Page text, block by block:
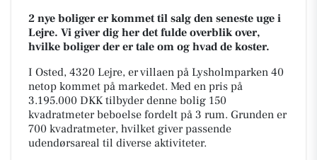
2 nye boliger er kommet til salg den seneste uge i
Lejre. Vi giver dig her det fulde overblik over,
hvilke boliger der er tale om og hvad de koster.
I Osted, 4320 Lejre, er villaen på Lysholmparken 40
netop kommet på markedet. Med en pris på
3.195.000 DKK tilbyder denne bolig 150
kvadratmeter beboelse fordelt på 3 rum. Grunden er
700 kvadratmeter, hvilket giver passende
udendørsareal til diverse aktiviteter.